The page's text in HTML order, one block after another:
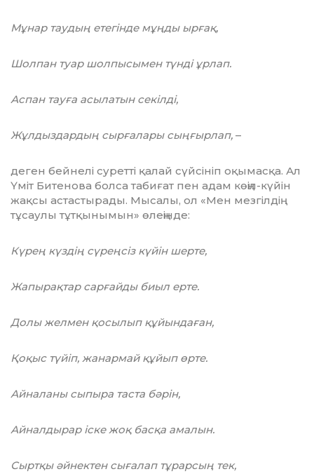
Мұнар таудың етегінде мұңды ырғақ,
Шолпан туар шолпысымен түнді ұрлап.
Аспан тауға асылатын секілді,
Жұлдыздардың сырғалары сыңғырлап, –
деген бейнелі суретті қалай сүйсініп оқы­мас­қа. Ал
Үміт Битенова болса табиғат пен адам көңіл-күйін
жақсы астастырады. Мысалы, ол «Мен мезгілдің
тұсаулы тұтқыны­мын» өлеңінде:
Күрең күздің сүреңсіз күйін шерте,
Жапырақтар сарғайды биыл ерте.
Долы желмен қосылып құйындаған,
Қоқыс түйіп, жанармай құйып өрте.
Айналаны сыпыра таста бәрін,
Айналдырар іске жоқ басқа амалын.
Сыртқы әйнектен сығалап тұрарсың тек,